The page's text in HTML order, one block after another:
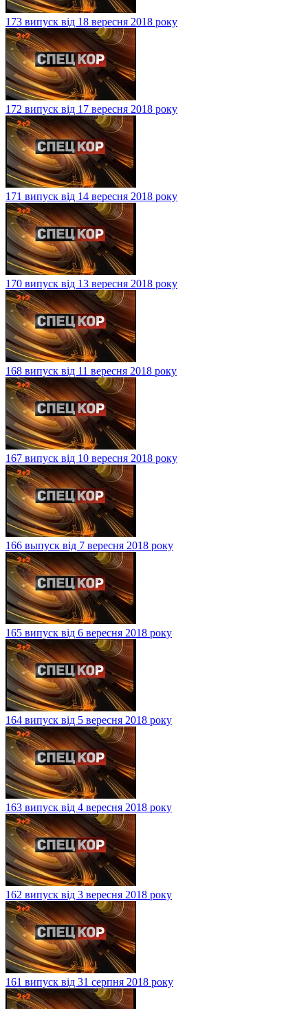
173 випуск від 18 вересня 2018 року
172 випуск від 17 вересня 2018 року
171 випуск від 14 вересня 2018 року
170 випуск від 13 вересня 2018 року
168 випуск від 11 вересня 2018 року
167 випуск від 10 вересня 2018 року
166 выпуск від 7 вересня 2018 року
165 випуск від 6 вересня 2018 року
164 випуск від 5 вересня 2018 року
163 випуск від 4 вересня 2018 року
162 випуск від 3 вересня 2018 року
161 випуск від 31 серпня 2018 року